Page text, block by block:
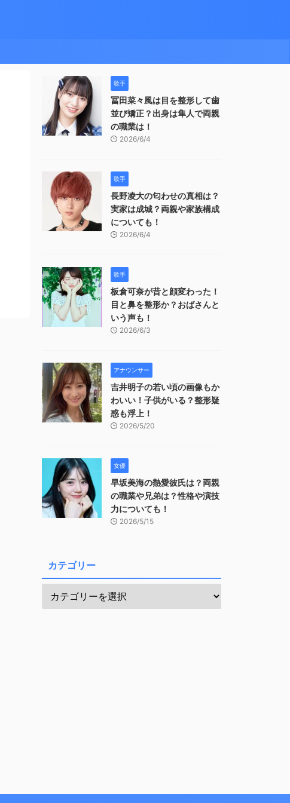
歌手
冨田菜々風は目を整形して歯
並び矯正？出身は隼人で両親
の職業は！
2026/6/4
歌手
長野凌大の匂わせの真相は？
実家は成城？両親や家族構成
についても！
2026/6/4
歌手
板倉可奈が昔と顔変わった！
目と鼻を整形か？おばさんと
いう声も！
2026/6/3
アナウンサー
吉井明子の若い頃の画像もか
わいい！子供がいる？整形疑
惑も浮上！
2026/5/20
女優
早坂美海の熱愛彼氏は？両親
の職業や兄弟は？性格や演技
力についても！
2026/5/15
カテゴリー